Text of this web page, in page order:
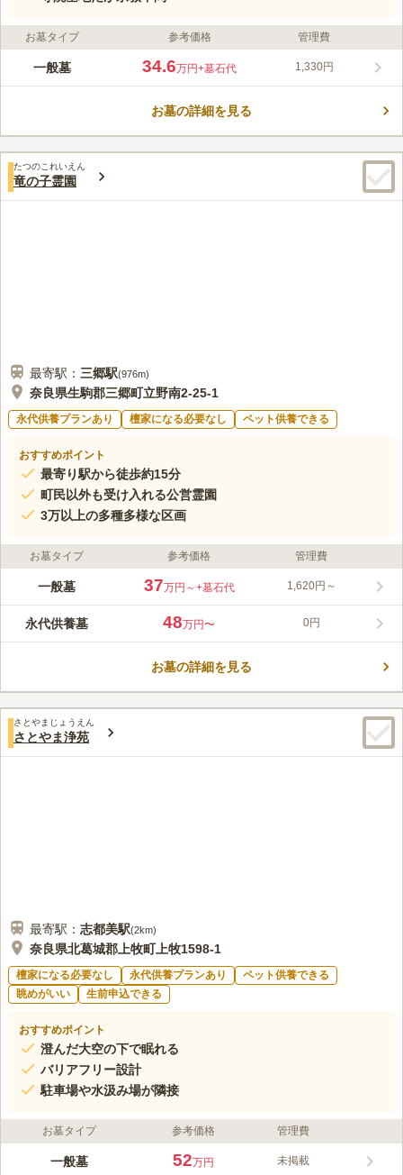
お墓タイプ 参考価格 管理費
一般墓 34.6万円+墓石代 1,330円
お墓の詳細を見る
たつのこれいえん
竜の子霊園
最寄駅： 三郷駅(976m)
奈良県生駒郡三郷町立野南2-25-1
永代供養プランあり 檀家になる必要なし ペット供養できる
おすすめポイント
最寄り駅から徒歩約15分
町民以外も受け入れる公営霊園
3万以上の多種多様な区画
お墓タイプ 参考価格 管理費
一般墓 37万円～+墓石代 1,620円～
永代供養墓 48万円〜 0円
お墓の詳細を見る
さとやまじょうえん
さとやま浄苑
最寄駅： 志都美駅(2km)
奈良県北葛城郡上牧町上牧1598-1
檀家になる必要なし 永代供養プランあり
ペット供養できる
眺めがいい
生前申込できる
おすすめポイント
澄んだ大空の下で眠れる
バリアフリー設計
駐車場や水汲み場が隣接
お墓タイプ 参考価格 管理費
一般墓 52万円 未掲載